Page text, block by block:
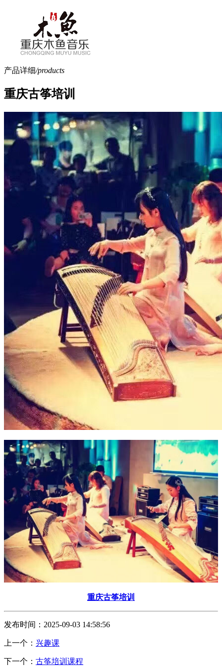
产品详细/products
重庆古筝培训
重庆古筝培训
发布时间：2025-09-03 14:58:56
上一个： 兴趣课
下一个： 古筝培训课程